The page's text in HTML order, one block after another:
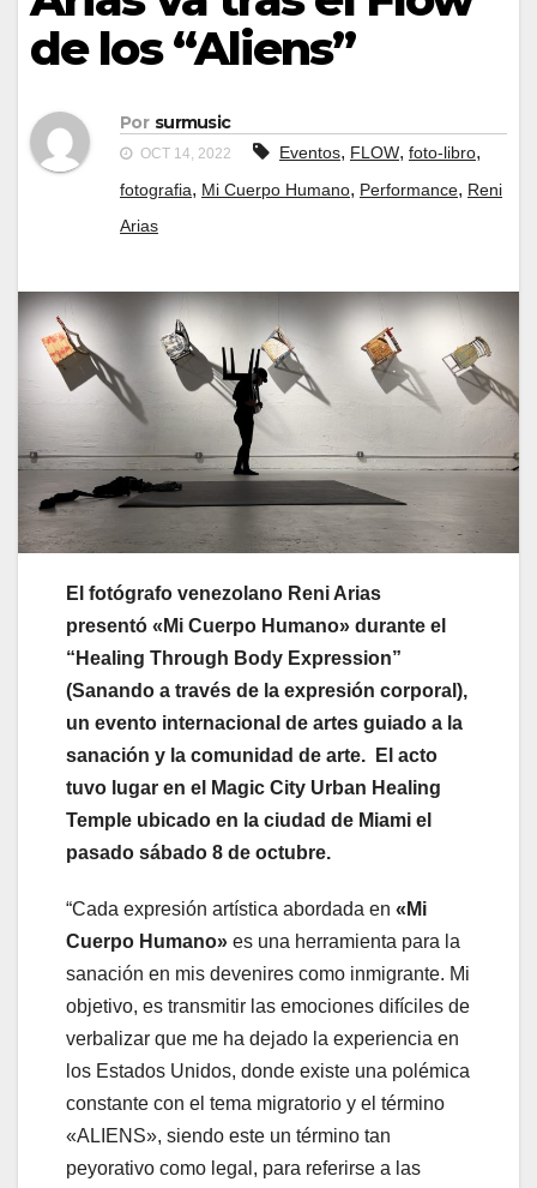
de los “Aliens”
Por surmusic
OCT 14, 2022 Eventos, FLOW, foto-libro,
fotografia, Mi Cuerpo Humano, Performance, Reni
Arias
El fotógrafo venezolano Reni Arias
presentó «Mi Cuerpo Humano» durante el
“Healing Through Body Expression”
(Sanando a través de la expresión corporal),
un evento internacional de artes guiado a la
sanación y la comunidad de arte. El acto
tuvo lugar en el Magic City Urban Healing
Temple ubicado en la ciudad de Miami el
pasado sábado 8 de octubre.
“Cada expresión artística abordada en « Mi
Cuerpo Humano» es una herramienta para la
sanación en mis devenires como inmigrante. Mi
objetivo, es transmitir las emociones difíciles de
verbalizar que me ha dejado la experiencia en
los Estados Unidos, donde existe una polémica
constante con el tema migratorio y el término
«ALIENS», siendo este un término tan
peyorativo como legal, para referirse a las